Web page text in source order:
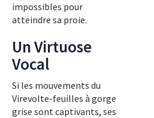
impossibles pour
atteindre sa proie.
Un Virtuose
Vocal
Si les mouvements du
Virevolte-feuilles à gorge
grise sont captivants, ses